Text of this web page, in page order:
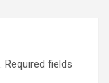
Required fields